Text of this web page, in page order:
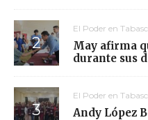
El Poder en
May afirma
durante sus
El Poder en
Andy López